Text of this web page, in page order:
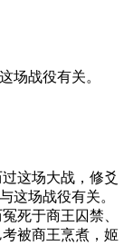
场战役有关。
这场大战，修爻
这场战役有关。
死于商王囚禁、
被商王烹煮，姬